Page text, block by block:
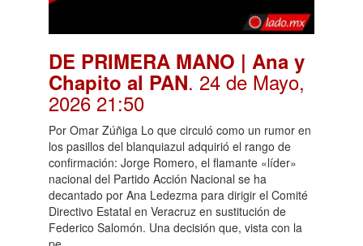
DE PRIMERA MANO | Ana y
Chapito al PAN. 24 de Mayo,
2026 21:50
Por Omar Zúñiga Lo que circuló como un rumor en
los pasillos del blanquiazul adquirió el rango de
confirmación: Jorge Romero, el flamante «líder»
nacional del Partido Acción Nacional se ha
decantado por Ana Ledezma para dirigir el Comité
Directivo Estatal en Veracruz en sustitución de
Federico Salomón. Una decisión que, vista con la